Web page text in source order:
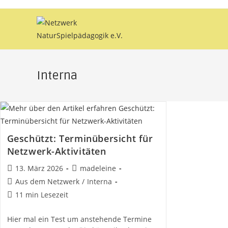
Interna
Geschützt: Terminübersicht für
Netzwerk-Aktivitäten
Beitrag
veröffentlicht:
13. März 2026
Beitrags-
Autor:
madeleine
Beitrags-
Kategorie:
Aus dem Netzwerk / Interna
Lesedauer:
11 min Lesezeit
Hier mal ein Test um anstehende Termine